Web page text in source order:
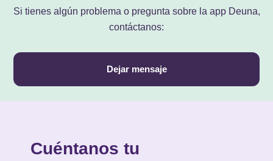
Si tienes algún problema o pregunta sobre la app Deuna,
contáctanos:
Dejar mensaje
Cuéntanos tu